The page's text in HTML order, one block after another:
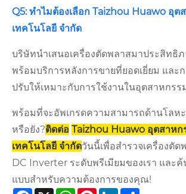
Q5: ทำไมต้องเลือก Taizhou Huawo อุต
เทคโนโลยี จำกัด
บริษัทนำเสนอเครื่องตัดพลาสมาประสิทธิ
พร้อมบริการหลังการขายที่ยอดเยี่ยม และ
ปรับให้เหมาะกับการใช้งานในอุตสาหกรร
พร้อมที่จะอัพเกรดความสามารถด้านโลห
หรือยัง?ติดต่อ Taizhou Huawo อุตสาหก
เทคโนโลยี จำกัดวันนี้เพื่อสำรวจเครื่องตั
DC Inverter ระดับพรีเมียมของเรา แล
แบบสำหรับความต้องการของคุณ!